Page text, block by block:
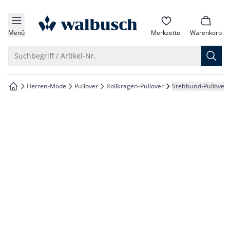
springen
springen
springen
springen
Menü zur Startseite Merkzettel Warenkorb
Suchbegriff / Artikel-Nr.
zur Startseite
Herren-Mode Pullover Rollkragen-Pullover Stehbund-Pullover